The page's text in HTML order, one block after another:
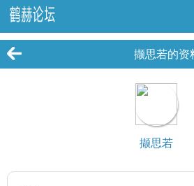
撷思若的资
撷思若